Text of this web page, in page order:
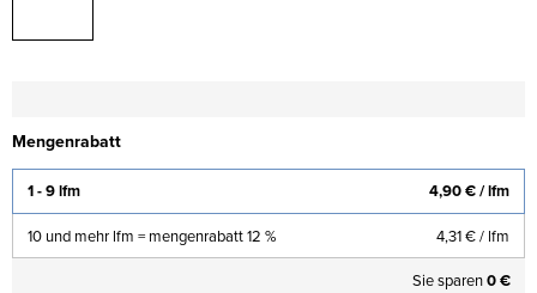
Mengenrabatt
1 - 9 lfm 4,90 €/ lfm
10 und mehr lfm = mengenrabatt 12 % 4,31 €/ lfm
Sie sparen0 €